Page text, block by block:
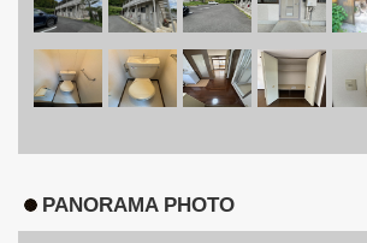
PANORAMA PHOTO